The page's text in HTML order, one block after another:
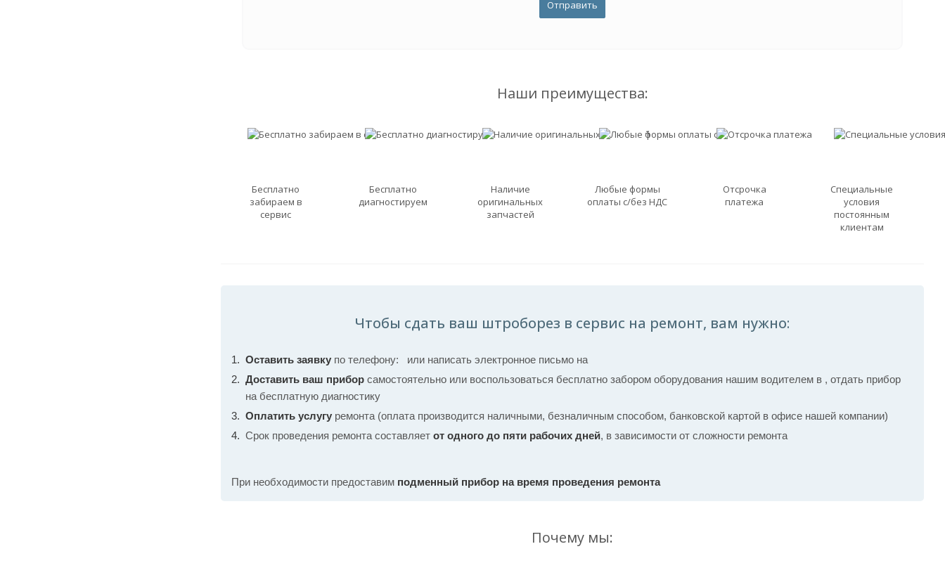
Наши преимущества:
Бесплатно
забираем в
сервис
Бесплатно
диагностируем
Наличие
оригинальных
запчастей
Любые формы
оплаты с/без НДС
Отсрочка
платежа
Специальные
условия
постоянным
клиентам
Чтобы сдать ваш штроборез в сервис на ремонт, вам нужно:
Оставить заявку по телефону:
или написать электронное письмо на
Доставить ваш прибор самостоятельно или воспользоваться бесплатно забором оборудования нашим водителем в , отдать прибор
на бесплатную диагностику
Оплатить услугу ремонта (оплата производится наличными, безналичным способом, банковской картой в офисе нашей компании)
Срок проведения ремонта составляет от одного до пяти рабочих дней, в зависимости от сложности ремонта
При необходимости предоставим подменный прибор на время проведения ремонта
Почему мы: